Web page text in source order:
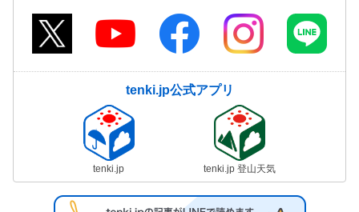
tenki.jp公式アプリ
tenki.jp tenki.jp 登山天気